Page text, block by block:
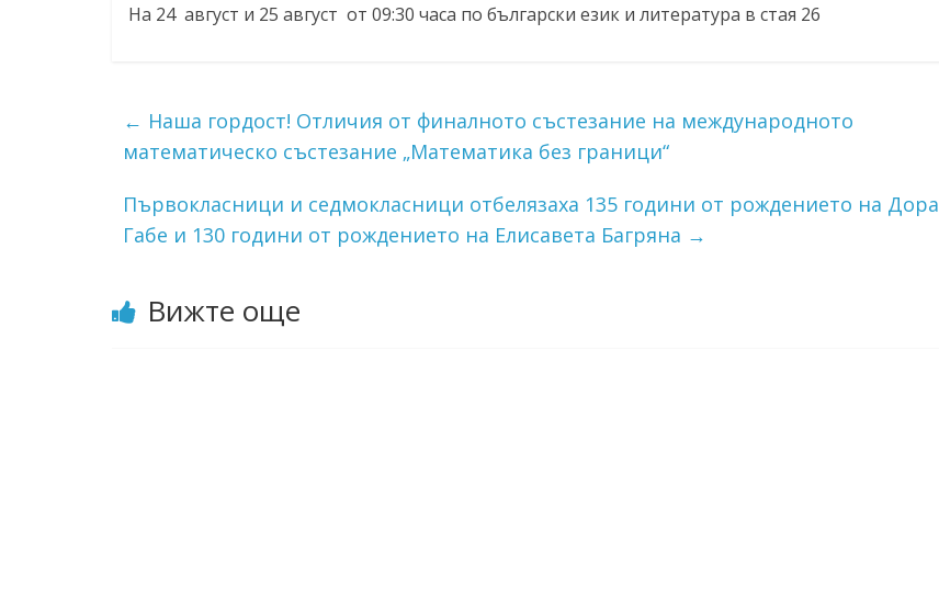
На 24 август и 25 август от 09:30 часа по български език и литература в стая 26
← Наша гордост! Отличия от финалното състезание на международното
математическо състезание „Математика без граници“
Първокласници и седмокласници отбелязаха 135 години от рождението на Дора
Габе и 130 години от рождението на Елисавета Багряна →
Вижте още